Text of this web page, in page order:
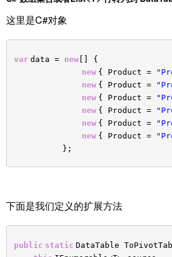
这里是C#对象
var data = new [] {
new { Product =
new { Product =
new { Product =
new { Product =
new { Product =
new { Product =
};
下面是我们定义的扩展方法
public static DataTable